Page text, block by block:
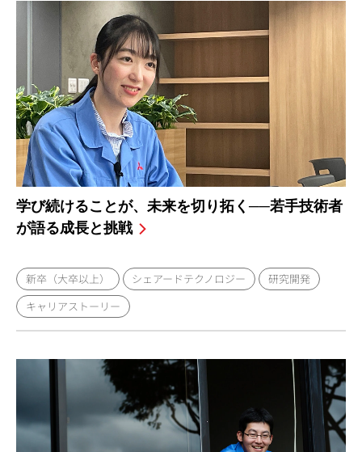
学び続けることが、未来を切り拓く──若手技術者
が語る成長と挑戦
新卒（大卒以上） シェアードテクノロジー
研究開発
キャリアストーリー